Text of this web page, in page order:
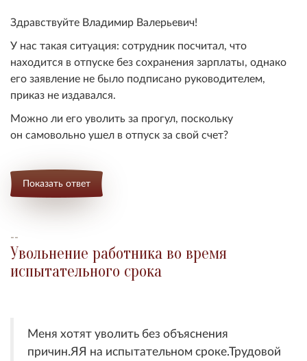
Здравствуйте Владимир Валерьевич!
У нас такая ситуация: сотрудник посчитал, что
находится в отпуске без сохранения зарплаты, однако
его заявление не было подписано руководителем,
приказ не издавался.
Можно ли его уволить за прогул, поскольку
он самовольно ушел в отпуск за свой счет?
Показать ответ
--
Увольнение работника во время
испытательного срока
Меня хотят уволить без объяснения
причин.ЯЯ на испытательном сроке.Трудовой